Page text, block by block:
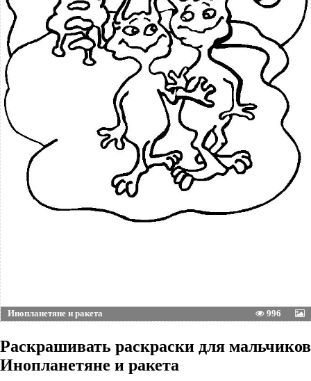
Инопланетяне и ракета 996
Раскрашивать раскраски для мальчиков
Инопланетяне и ракета